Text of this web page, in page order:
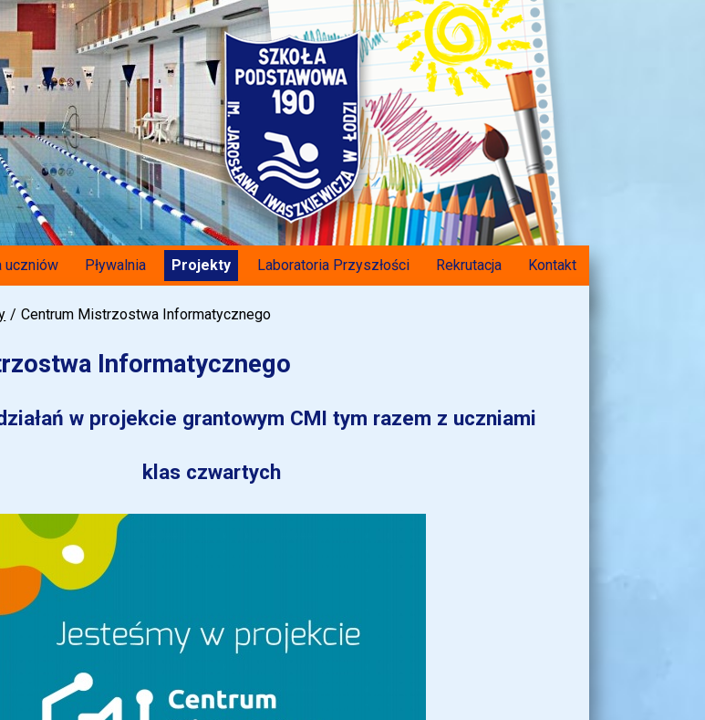
uczniów Pływalnia Projekty Laboratoria Przyszłości Rekrutacja Kontakt
Centrum Mistrzostwa Informatycznego
Informatycznego
w projekcie grantowym CMI tym razem z uczniami
klas czwartych